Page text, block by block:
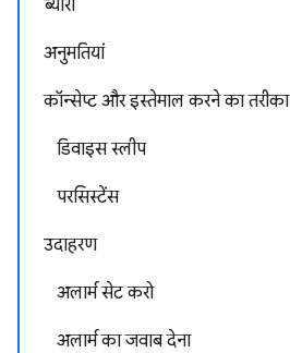
ब्यौरा
अनुमतियां
कॉन्सेप्ट और इस्तेमाल करने का तरीका
डिवाइस स्लीप
परसिस्टेंस
उदाहरण
अलार्म सेट करो
अलार्म का जवाब देना